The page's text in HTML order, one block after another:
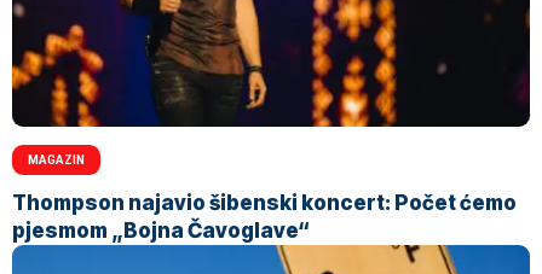
MAGAZIN
Thompson najavio šibenski koncert: Počet ćemo
pjesmom „Bojna Čavoglave“